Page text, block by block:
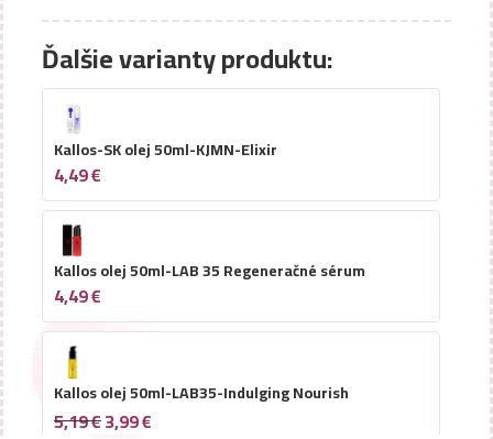
Ďalšie varianty produktu:
Kallos-SK olej 50ml-KJMN-Elixir
4,49€
Kallos olej 50ml-LAB 35 Regeneračné sérum
4,49€
Kallos olej 50ml-LAB35-Indulging Nourish
5,19€3,99€